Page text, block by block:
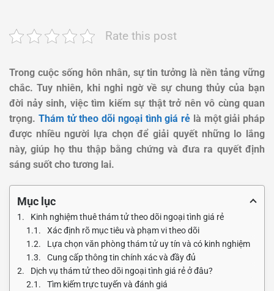
Rate this post
Trong cuộc sống hôn nhân, sự tin tưởng là nền tảng vững
chắc. Tuy nhiên, khi nghi ngờ về sự chung thủy của bạn
đời nảy sinh, việc tìm kiếm sự thật trở nên vô cùng quan
trọng. Thám tử theo dõi ngoại tình giá rẻ là một giải pháp
được nhiều người lựa chọn để giải quyết những lo lắng
này, giúp họ thu thập bằng chứng và đưa ra quyết định
sáng suốt cho tương lai.
Mục lục
Kinh nghiệm thuê thám tử theo dõi ngoại tình giá rẻ
Xác định rõ mục tiêu và phạm vi theo dõi
Lựa chọn văn phòng thám tử uy tín và có kinh nghiệm
Cung cấp thông tin chính xác và đầy đủ
Dịch vụ thám tử theo dõi ngoại tình giá rẻ ở đâu?
Tìm kiếm trực tuyến và đánh giá